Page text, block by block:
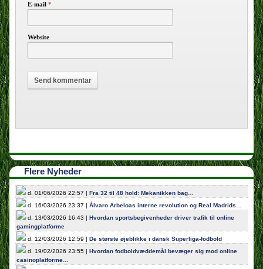
E-mail *
Website
Flere Nyheder
d. 01/06/2026 22:57 | Fra 32 til 48 hold: Mekanikken bag…
d. 16/03/2026 23:37 | Álvaro Arbeloas interne revolution og Real Madrids…
d. 13/03/2026 16:43 | Hvordan sportsbegivenheder driver trafik til online
gamingplatforme
d. 12/03/2026 12:59 | De største øjeblikke i dansk Superliga-fodbold
d. 19/02/2026 23:55 | Hvordan fodboldvæddemål bevæger sig mod online
casinoplatforme…